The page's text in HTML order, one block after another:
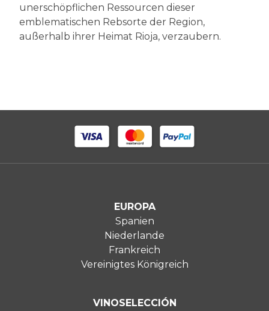
unerschöpflichen Ressourcen dieser
emblematischen Rebsorte der Region,
außerhalb ihrer Heimat Rioja, verzaubern.
EUROPA
Spanien
Niederlande
Frankreich
Vereinigtes Königreich
VINOSELECCIÓN